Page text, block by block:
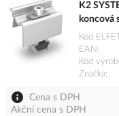
K2
koncová
Kód
EAN
Kód
Značka
Cena s DPH
Akční cena s DPH